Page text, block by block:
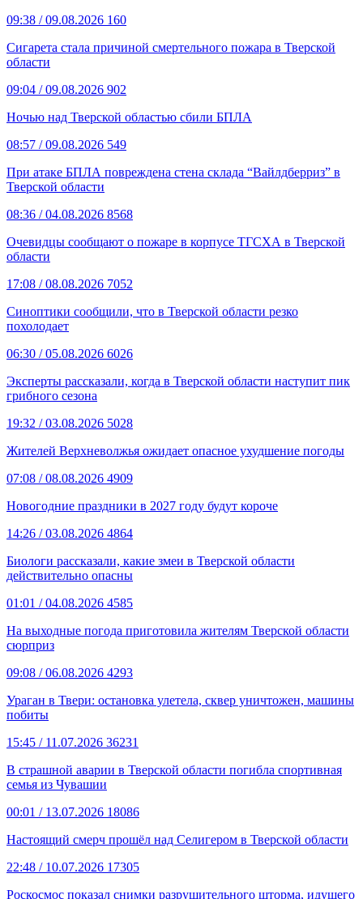
09:38 / 09.08.2026 160
Сигарета стала причиной смертельного пожара в Тверской
области
09:04 / 09.08.2026 902
Ночью над Тверской областью сбили БПЛА
08:57 / 09.08.2026 549
При атаке БПЛА повреждена стена склада “Вайлдберриз” в
Тверской области
08:36 / 04.08.2026 8568
Очевидцы сообщают о пожаре в корпусе ТГСХА в Тверской
области
17:08 / 08.08.2026 7052
Синоптики сообщили, что в Тверской области резко
похолодает
06:30 / 05.08.2026 6026
Эксперты рассказали, когда в Тверской области наступит пик
грибного сезона
19:32 / 03.08.2026 5028
Жителей Верхневолжья ожидает опасное ухудшение погоды
07:08 / 08.08.2026 4909
Новогодние праздники в 2027 году будут короче
14:26 / 03.08.2026 4864
Биологи рассказали, какие змеи в Тверской области
действительно опасны
01:01 / 04.08.2026 4585
На выходные погода приготовила жителям Тверской области
сюрприз
09:08 / 06.08.2026 4293
Ураган в Твери: остановка улетела, сквер уничтожен, машины
побиты
15:45 / 11.07.2026 36231
В страшной аварии в Тверской области погибла спортивная
семья из Чувашии
00:01 / 13.07.2026 18086
Настоящий смерч прошёл над Селигером в Тверской области
22:48 / 10.07.2026 17305
Роскосмос показал снимки разрушительного шторма, идущего